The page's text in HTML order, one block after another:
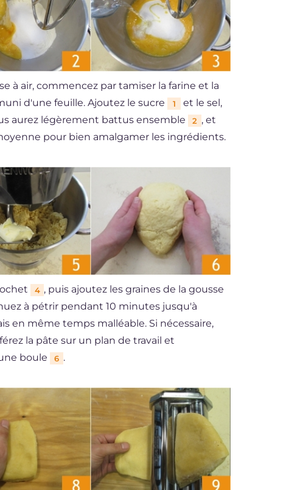
à air, commencez par tamiser la farine et la
d'une feuille. Ajoutez le sucre
1
et le sel,
aurez légèrement battus ensemble
2 , et
pour bien amalgamer les ingrédients.
4 , puis ajoutez les graines de la gousse
à pétrir pendant 10 minutes jusqu'à
en même temps malléable. Si nécessaire,
la pâte sur un plan de travail et
boule
6 .